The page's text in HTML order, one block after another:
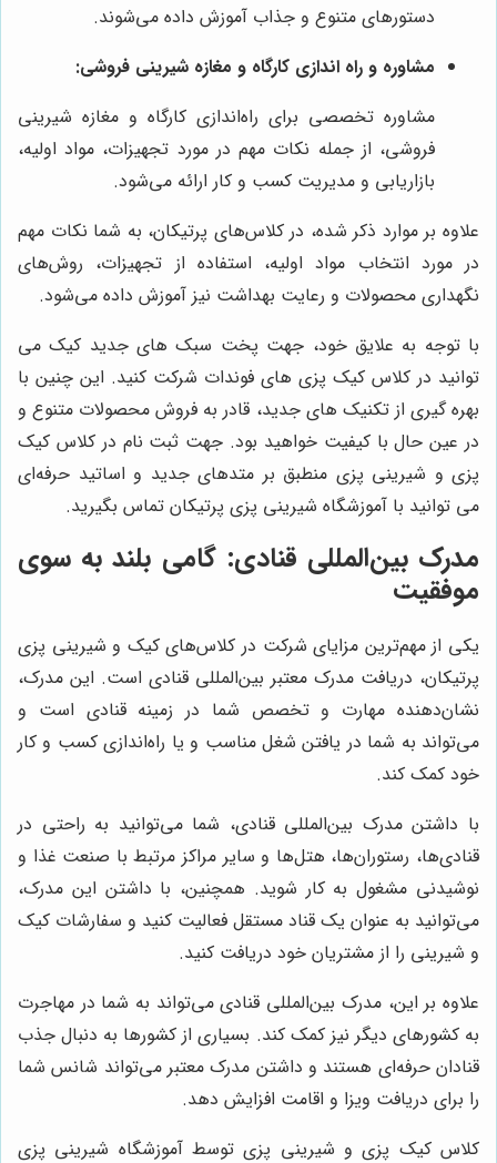
دستورهای متنوع و جذاب آموزش داده می‌شوند.
مشاوره و راه اندازی کارگاه و مغازه شیرینی فروشی:
مشاوره تخصصی برای راه‌اندازی کارگاه و مغازه شیرینی
فروشی، از جمله نکات مهم در مورد تجهیزات، مواد اولیه،
بازاریابی و مدیریت کسب و کار ارائه می‌شود.
علاوه بر موارد ذکر شده، در کلاس‌های پرتیکان، به شما نکات مهم
در مورد انتخاب مواد اولیه، استفاده از تجهیزات، روش‌های
نگهداری محصولات و رعایت بهداشت نیز آموزش داده می‌شود.
با توجه به علایق خود، جهت پخت سبک های جدید کیک می
توانید در کلاس کیک پزی های فوندات شرکت کنید. این چنین با
بهره گیری از تکنیک های جدید، قادر به فروش محصولات متنوع و
در عین حال با کیفیت خواهید بود. جهت ثبت نام در کلاس کیک
پزی و شیرینی پزی منطبق بر متدهای جدید و اساتید حرفه‌ای
می توانید با آموزشگاه شیرینی پزی پرتیکان تماس بگیرید.
مدرک بین‌المللی قنادی: گامی بلند به سوی
موفقیت
یکی از مهم‌ترین مزایای شرکت در کلاس‌های کیک و شیرینی پزی
پرتیکان، دریافت مدرک معتبر بین‌المللی قنادی است. این مدرک،
نشان‌دهنده مهارت و تخصص شما در زمینه قنادی است و
می‌تواند به شما در یافتن شغل مناسب و یا راه‌اندازی کسب و کار
خود کمک کند.
با داشتن مدرک بین‌المللی قنادی، شما می‌توانید به راحتی در
قنادی‌ها، رستوران‌ها، هتل‌ها و سایر مراکز مرتبط با صنعت غذا و
نوشیدنی مشغول به کار شوید. همچنین، با داشتن این مدرک،
می‌توانید به عنوان یک قناد مستقل فعالیت کنید و سفارشات کیک
و شیرینی را از مشتریان خود دریافت کنید.
علاوه بر این، مدرک بین‌المللی قنادی می‌تواند به شما در مهاجرت
به کشورهای دیگر نیز کمک کند. بسیاری از کشورها به دنبال جذب
قنادان حرفه‌ای هستند و داشتن مدرک معتبر می‌تواند شانس شما
را برای دریافت ویزا و اقامت افزایش دهد.
کلاس کیک پزی و شیرینی پزی توسط آموزشگاه شیرینی پزی